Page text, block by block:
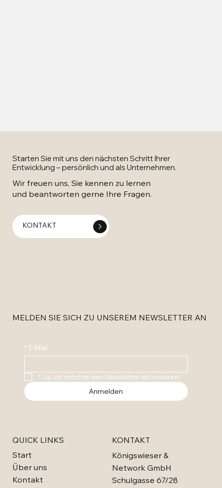
Starten Sie mit uns den nächsten Schritt Ihrer
Entwicklung – persönlich und als Unternehmen.
Wir freuen uns, Sie kennen zu lernen
und beantworten gerne Ihre Fragen.
KONTAKT
MELDEN SIE SICH ZU UNSEREM NEWSLETTER AN
* E-Mail
* Ja, ich möchte den Newsletter abonnieren.
Anmelden
QUICK LINKS
Start
Über uns
Kontakt
KONTAKT
Königswieser &
Network GmbH
Schulgasse 67/28